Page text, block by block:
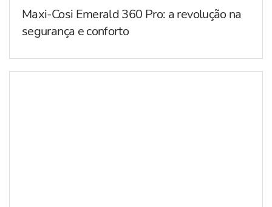
Maxi-Cosi Emerald 360 Pro: a revolução na
segurança e conforto